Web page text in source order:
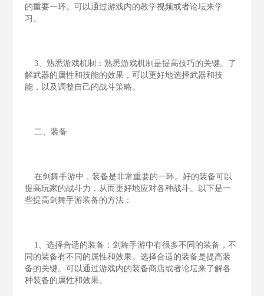
的重要一环。可以通过游戏内的教学视频或者论坛来学
习。
3、熟悉游戏机制：熟悉游戏机制是提高技巧的关键。了
解武器的属性和技能的效果，可以更好地选择武器和技
能，以及调整自己的战斗策略。
二、装备
在剑舞手游中，装备是非常重要的一环。好的装备可以
提高玩家的战斗力，从而更好地应对各种战斗。以下是一
些提高剑舞手游装备的方法：
1、选择合适的装备：剑舞手游中有很多不同的装备，不
同的装备有不同的属性和效果。选择合适的装备是提高装
备的关键。可以通过游戏内的装备商店或者论坛来了解各
种装备的属性和效果。